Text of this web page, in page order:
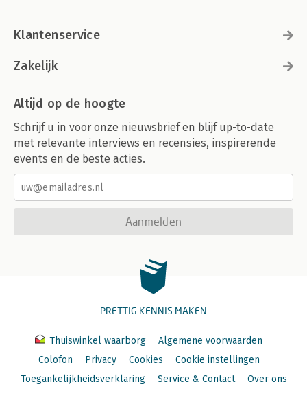
Klantenservice
Zakelijk
Altijd op de hoogte
Schrijf u in voor onze nieuwsbrief en blijf up-to-date
met relevante interviews en recensies, inspirerende
events en de beste acties.
Aanmelden
PRETTIG KENNIS MAKEN
Thuiswinkel waarborg
Algemene voorwaarden
Colofon
Privacy Cookies
Cookie instellingen
Toegankelijkheidsverklaring
Service & Contact Over ons